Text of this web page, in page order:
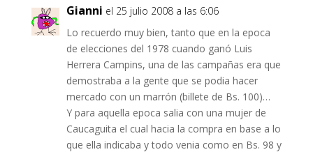
Gianni el 25 julio 2008 a las 6:06
Lo recuerdo muy bien, tanto que en la epoca
de elecciones del 1978 cuando ganó Luis
Herrera Campins, una de las campañas era que
demostraba a la gente que se podia hacer
mercado con un marrón (billete de Bs. 100)…
Y para aquella epoca salia con una mujer de
Caucaguita el cual hacia la compra en base a lo
que ella indicaba y todo venia como en Bs. 98 y